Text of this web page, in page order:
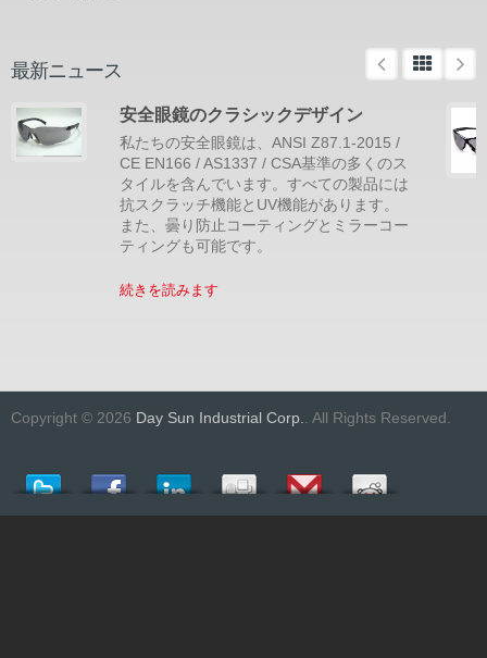
最新ニュース
安全眼鏡のクラシックデザイン
私たちの安全眼鏡は、ANSI Z87.1-2015 /
CE EN166 / AS1337 / CSA基準の多くのス
タイルを含んでいます。すべての製品には
抗スクラッチ機能とUV機能があります。
また、曇り防止コーティングとミラーコー
ティングも可能です。
続きを読みます
Copyright © 2026 Day Sun Industrial Corp. . All Rights Reserved.